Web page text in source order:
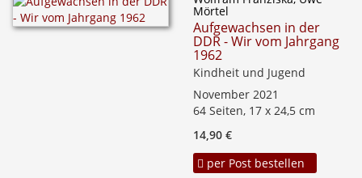
Mörtel
Aufgewachsen in der
DDR - Wir vom Jahrgang
1962
Kindheit und Jugend
November 2021
64 Seiten, 17 x 24,5 cm
14,90 €
per Post bestellen